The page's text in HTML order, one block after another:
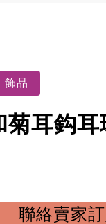
飾品
菊耳鈎
聯絡賣家